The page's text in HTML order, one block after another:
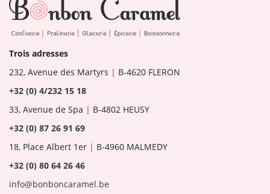
Trois adresses
232, Avenue des Martyrs | B-4620 FLERON
+32 (0) 4/232 15 18
33, Avenue de Spa | B-4802 HEUSY
+32 (0) 87 26 91 69
18, Place Albert 1er | B-4960 MALMEDY
+32 (0) 80 64 26 46
info@bonboncaramel.be